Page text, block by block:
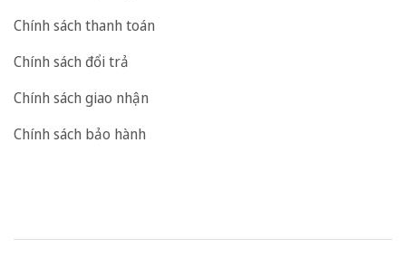
Chính sách thanh toán
Chính sách đổi trả
Chính sách giao nhận
Chính sách bảo hành